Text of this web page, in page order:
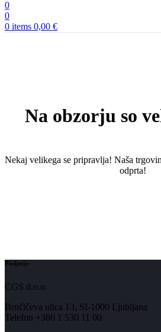
0
0
0 items 0,00 €
Na obzorju so
Nekaj ​​velikega se pripravlja! Naša
odprta!
Podjetje
CGS d.o.o.
Brnčičeva ulica 13, SI-1000 Ljubljana
Telefon +386 1 530 11 00